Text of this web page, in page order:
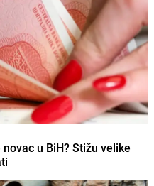
u BiH? Stižu velike